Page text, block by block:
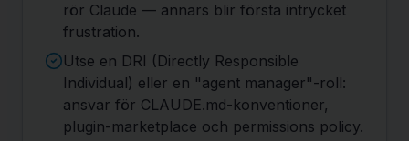
rör Claude — annars blir första intrycket
frustration.
Utse en DRI (Directly Responsible
Individual) eller en "agent manager"-roll:
ansvar för CLAUDE.md-konventioner,
plugin-marketplace och permissions policy.